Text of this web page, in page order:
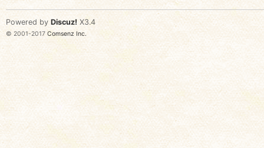
Powered by Discuz! X3.4
© 2001-2017 Comsenz Inc.